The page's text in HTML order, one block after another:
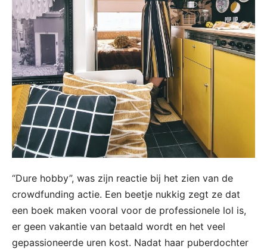
“Dure hobby”, was zijn reactie bij het zien van de
crowdfunding actie. Een beetje nukkig zegt ze dat
een boek maken vooral voor de professionele lol is,
er geen vakantie van betaald wordt en het veel
gepassioneerde uren kost. Nadat haar puberdochter